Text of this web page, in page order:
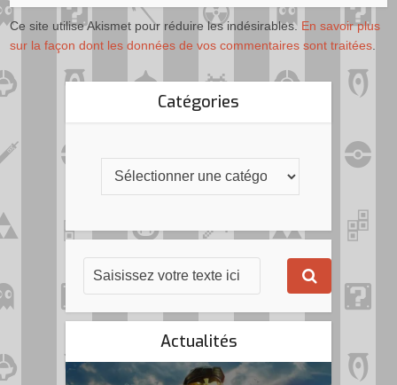
Ce site utilise Akismet pour réduire les indésirables. En savoir plus
sur la façon dont les données de vos commentaires sont traitées
Catégories
Actualités